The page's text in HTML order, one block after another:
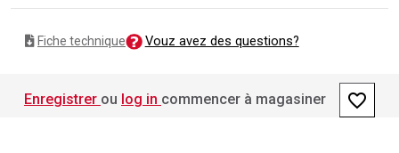
Fiche technique Vouz avez des questions?
Enregistrer ou log in commencer à magasiner favorite_border